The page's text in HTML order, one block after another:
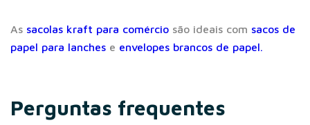
As sacolas kraft para comércio são ideais com sacos de
papel para lanches e envelopes brancos de papel.
Perguntas frequentes